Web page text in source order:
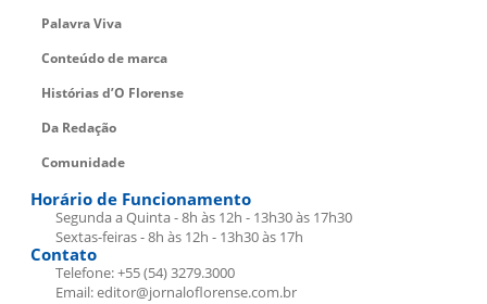
Palavra Viva
Conteúdo de marca
Histórias d’O Florense
Da Redação
Comunidade
Horário de Funcionamento
Segunda a Quinta - 8h às 12h - 13h30 às 17h30
Sextas-feiras - 8h às 12h - 13h30 às 17h
Contato
Telefone: +55 (54) 3279.3000
Email: editor@jornaloflorense.com.br